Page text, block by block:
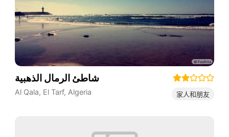
شاطئ الرمال الذهبية
Al Qala, El Tarf, Algeria 家人和朋友